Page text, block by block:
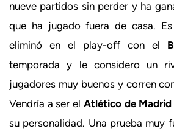
nueve partidos sin perder y ha
que ha jugado fuera de casa.
eliminó en el play-off con el
temporada y le considero un
jugadores muy buenos y corren
Vendría a ser el Atlético de Madrid
su personalidad. Una prueba muy